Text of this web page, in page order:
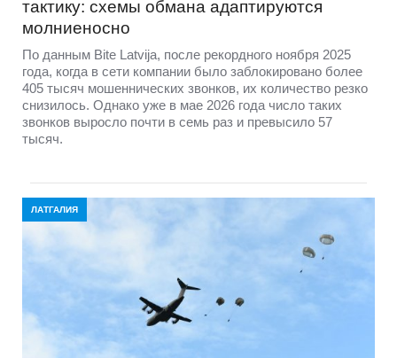
тактику: схемы обмана адаптируются
молниеносно
По данным Bite Latvija, после рекордного ноября 2025
года, когда в сети компании было заблокировано более
405 тысяч мошеннических звонков, их количество резко
снизилось. Однако уже в мае 2026 года число таких
звонков выросло почти в семь раз и превысило 57
тысяч.
ЛАТГАЛИЯ